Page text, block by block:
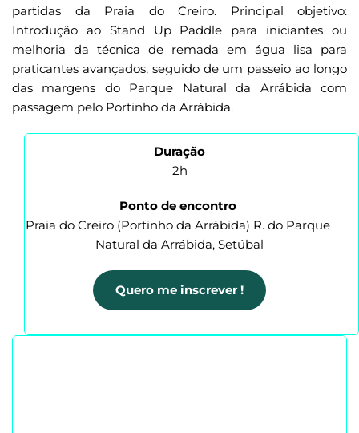
partidas da Praia do Creiro. Principal objetivo:
Introdução ao Stand Up Paddle para iniciantes ou
melhoria da técnica de remada em água lisa para
praticantes avançados, seguido de um passeio ao longo
das margens do Parque Natural da Arrábida com
passagem pelo Portinho da Arrábida.
Duração
2h
Ponto de encontro
Praia do Creiro (Portinho da Arrábida) R. do Parque
Natural da Arrábida, Setúbal
Quero me inscrever !